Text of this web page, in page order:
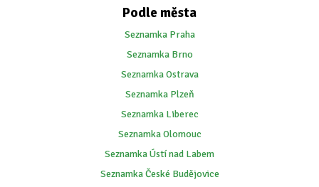
Podle města
Seznamka Praha
Seznamka Brno
Seznamka Ostrava
Seznamka Plzeň
Seznamka Liberec
Seznamka Olomouc
Seznamka Ústí nad Labem
Seznamka České Budějovice